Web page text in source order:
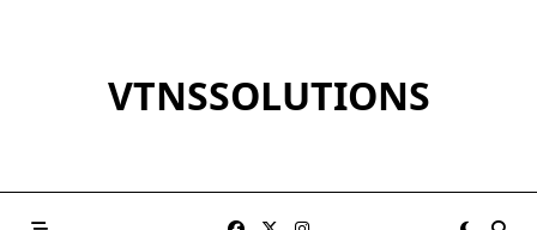
VTNSSOLUTIONS